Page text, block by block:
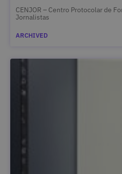
CENJOR – Centro Protocolar de
Jornalistas
ARCHIVED